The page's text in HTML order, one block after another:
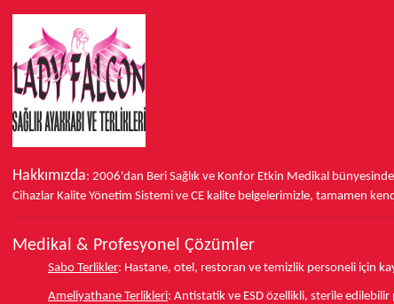
Hakkımızda: 2006'dan Beri Sağlık ve Konfor Etkin Medikal
Cihazlar Kalite Yönetim Sistemi ve CE kalite belgelerimizle, tamamen
Medikal & Profesyonel Çözümler
Sabo Terlikler: Hastane, otel, restoran ve temizlik personeli için
Ameliyathane Terlikleri: Antistatik ve ESD özellikli, sterile